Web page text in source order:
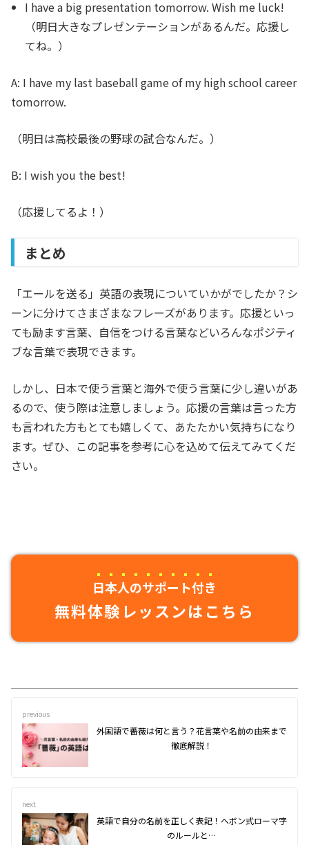
I have a big presentation tomorrow. Wish me luck!
（明日大きなプレゼンテーションがあるんだ。応援し
てね。）
A: I have my last baseball game of my high school career
tomorrow.
（明日は高校最後の野球の試合なんだ。）
B: I wish you the best!
（応援してるよ！）
まとめ
「エールを送る」英語の表現についていかがでしたか？シ
ーンに分けてさまざまなフレーズがあります。応援といっ
ても励ます言葉、自信をつける言葉などいろんなポジティ
ブな言葉で表現できます。
しかし、日本で使う言葉と海外で使う言葉に少し違いがあ
るので、使う際は注意しましょう。応援の言葉は言った方
も言われた方もとても嬉しくて、あたたかい気持ちになり
ます。ぜひ、この記事を参考に心を込めて伝えてみてくだ
さい。
日本人のサポート付き
無料体験レッスンはこちら
previous
外国語で薔薇は何と言う？花言葉や名前の由来まで
徹底解説！
next
英語で自分の名前を正しく表記！ヘボン式ローマ字
のルールと…